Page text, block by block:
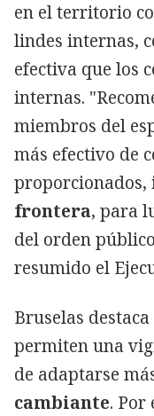
en el territorio
lindes internas,
efectiva que los
internas.
miembros del
más efectivo de
proporcionados,
frontera, para
del orden
resumido el
Bruselas
permiten una
de adaptarse
cambiante. Por